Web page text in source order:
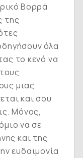
Βορρά
της
όλα
το κενό να
μιας
και σου
Μόνος,
να σε
και της
ευδαιμονία